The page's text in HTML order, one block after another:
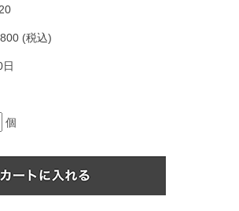
(税込)
個